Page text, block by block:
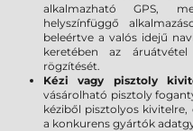
alkalmazható GPS,
helyszínfüggő
beleértve a valós idejű
keretében az
rögzítését.
Kézi vagy pisztoly
vásárolható pisztoly
kéziből pisztolyos
a konkurens gyártók